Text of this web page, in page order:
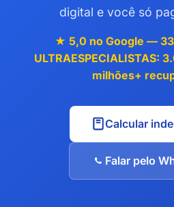
digital e você só
★ 5,0 no Google —
ULTRAESPECIALISTAS:
milhões+
Calcular
Falar pelo